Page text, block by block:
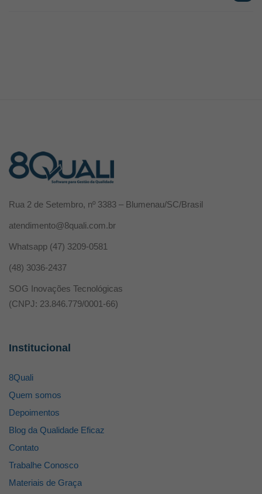
Rua 2 de Setembro, nº 3383 – Blumenau/SC/Brasil
atendimento@8quali.com.br
Whatsapp (47) 3209-0581
(48) 3036-2437
SOG Inovações Tecnológicas
(CNPJ: 23.846.779/0001-66)
Institucional
8Quali
Quem somos
Depoimentos
Blog da Qualidade Eficaz
Contato
Trabalhe Conosco
Materiais de Graça